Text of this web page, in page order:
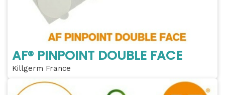
AF® PINPOINT DOUBLE FACE
Killgerm France